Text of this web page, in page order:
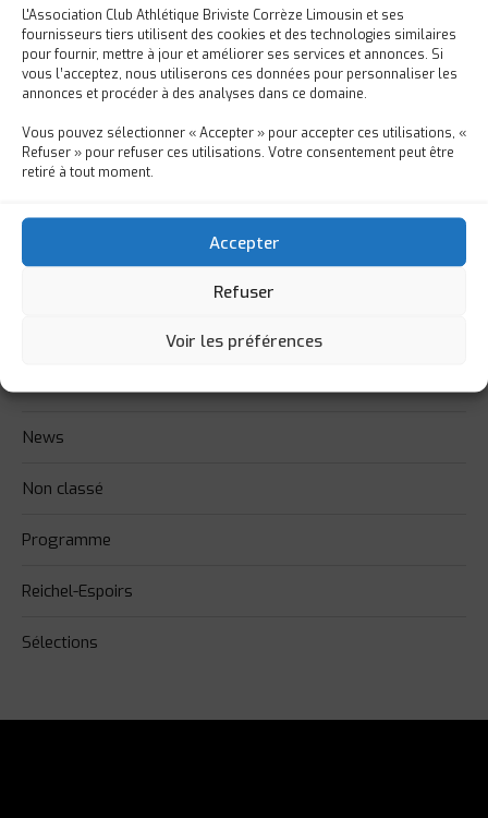
L'Association Club Athlétique Briviste Corrèze Limousin et ses
fournisseurs tiers utilisent des cookies et des technologies similaires
pour fournir, mettre à jour et améliorer ses services et annonces. Si
vous l’acceptez, nous utiliserons ces données pour personnaliser les
annonces et procéder à des analyses dans ce domaine.
Vous pouvez sélectionner « Accepter » pour accepter ces utilisations, «
Refuser » pour refuser ces utilisations. Votre consentement peut être
retiré à tout moment.
Accepter
Refuser
Voir les préférences
18 JUIN 2026
L'ÉLITE 2 RECRUTE DE NOUVELLES JOUEUSES !
CATÉGORIES
Cadets
Féminines
News
Non classé
Programme
Reichel-Espoirs
Sélections